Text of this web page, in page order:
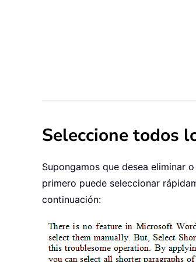
Seleccione todos
Supongamos que desea eliminar
primero puede seleccionar
continuación: